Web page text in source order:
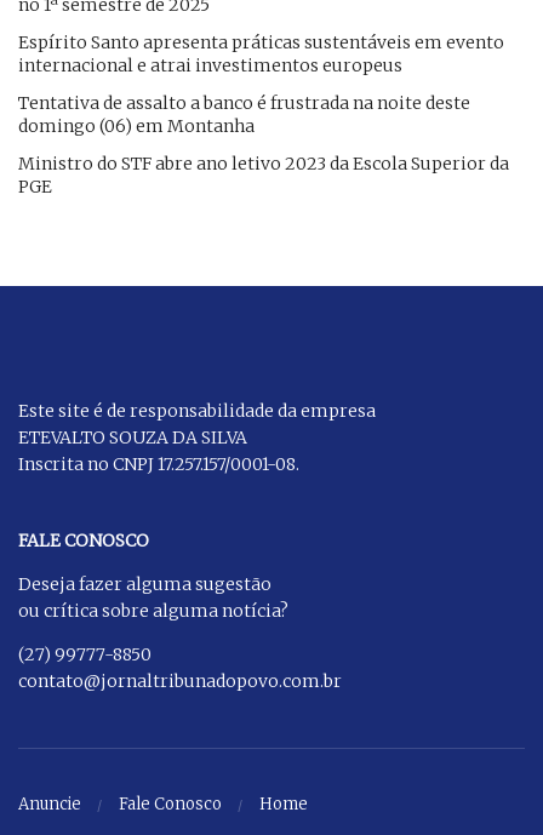
no 1ª semestre de 2025
Espírito Santo apresenta práticas sustentáveis em evento
internacional e atrai investimentos europeus
Tentativa de assalto a banco é frustrada na noite deste
domingo (06) em Montanha
Ministro do STF abre ano letivo 2023 da Escola Superior da
PGE
Este site é de responsabilidade da empresa
ETEVALTO SOUZA DA SILVA
Inscrita no CNPJ 17.257.157/0001-08.
FALE CONOSCO
Deseja fazer alguma sugestão
ou crítica sobre alguma notícia?
(27) 99777-8850
contato@jornaltribunadopovo.com.br
Anuncie Fale Conosco Home